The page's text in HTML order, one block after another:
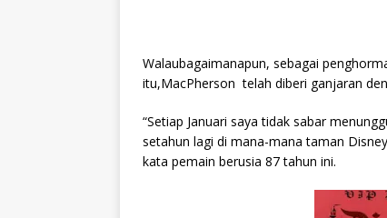
Walaubagaimanapun, sebagai
itu,MacPherson telah diberi ganjaran
“Setiap Januari saya tidak sabar
setahun lagi di mana-mana taman
kata pemain berusia 87 tahun ini.